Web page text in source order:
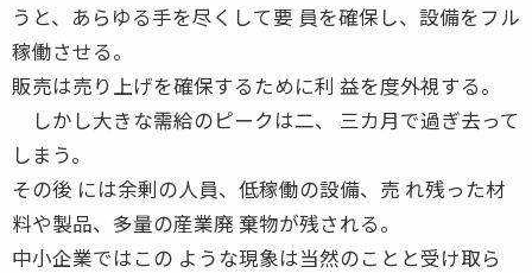
うと、あらゆる手を尽くして要 員を確保し、設備をフル
稼働させる。
販売は売り上げを確保するために利 益を度外視する。
しかし大きな需給のピークは二、 三カ月で過ぎ去って
しまう。
その後 には余剰の人員、低稼働の設備、売 れ残った材
料や製品、多量の産業廃 棄物が残される。
中小企業ではこの ような現象は当然のことと受け取ら